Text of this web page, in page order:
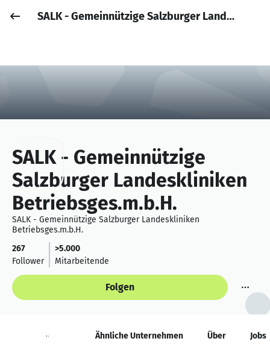
Anmelden
Job posten
SALK - Gemeinnützige Salzburger Landeskliniken Betriebsges.m.b.H.
SALK - Gemeinnützige
Salzburger Landeskliniken
Betriebsges.m.b.H.
SALK - Gemeinnützige Salzburger Landeskliniken
Betriebsges.m.b.H.
267
Follower
>5.000
Mitarbeitende
Folgen
Neuigkeiten Ähnliche Unternehmen Über Jobs